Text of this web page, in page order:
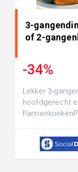
3-
of 2-
-34%
Lekker 3-
hoofdgerecht